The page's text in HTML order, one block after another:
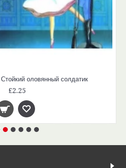
оловянный солдатик
£2.25